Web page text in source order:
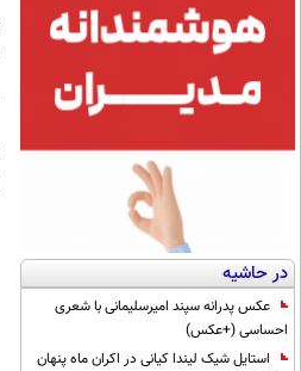
در حاشیه
عکس پدرانه سپند امیرسلیمانی با شعری
احساسی (+عکس)
استایل شیک لیندا کیانی در اکران ماه پنهان